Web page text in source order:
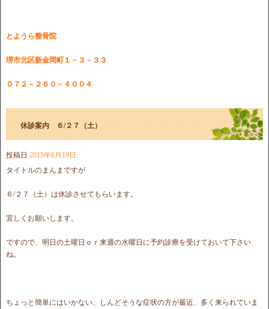
とようら整骨院
堺市北区新金岡町１－３－３３
０７２－２６０－４００４
休診案内 ６/２７（土）
投稿日 2015年6月19日
タイトルのまんまですが
６/２７（土）は休診させてもらいます。
宜しくお願いします。
ですので、明日の土曜日ｏｒ来週の水曜日に予約診療を受けておいて下さい
ね。
ちょっと簡単にはいかない、しんどそうな症状の方が最近、多く来られていま